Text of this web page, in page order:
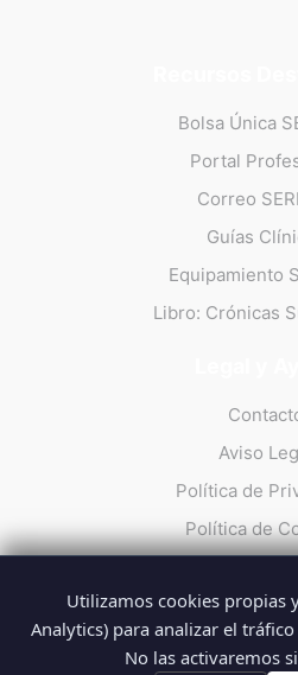
Bolsa Única
Portal
Correo
Guías
Equipamiento
Libro: Crónicas
Aviso
Política de
Política de
© 2026 Summarios · La web no
Utilizamos cookies propias
Analytics) para analizar el
No las activaremos